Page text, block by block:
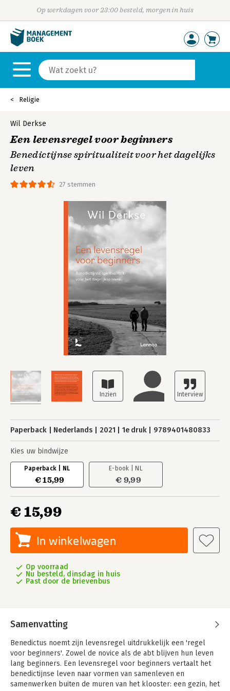
Op werkdagen voor 23:00 besteld, morgen in huis
Religie
27 stemmen
Wil Derkse
Een levensregel voor beginners
Benedictijnse spiritualiteit voor het dagelijks
leven
Paperback Nederlands 2021 1e druk 9789401480833
Kies uw bindwijze
Paperback | NL
€ 15,99
E-book | NL
€ 9,99
€ 15,99
In winkelwagen
Op voorraad
Nu besteld, dinsdag in huis
Past door de brievenbus
Samenvatting
Benedictus noemt zijn levensregel uitdrukkelijk een 'regel
voor beginners'. Zowel de novice als de abt blijven hun leven
lang beginners. Een levensregel voor beginners vertaalt het
benedictijnse leven naar vormen van samenleven en
samenwerken buiten de muren van het klooster: een gezin, het